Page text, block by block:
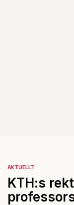
AKTUELLT
KTH:s